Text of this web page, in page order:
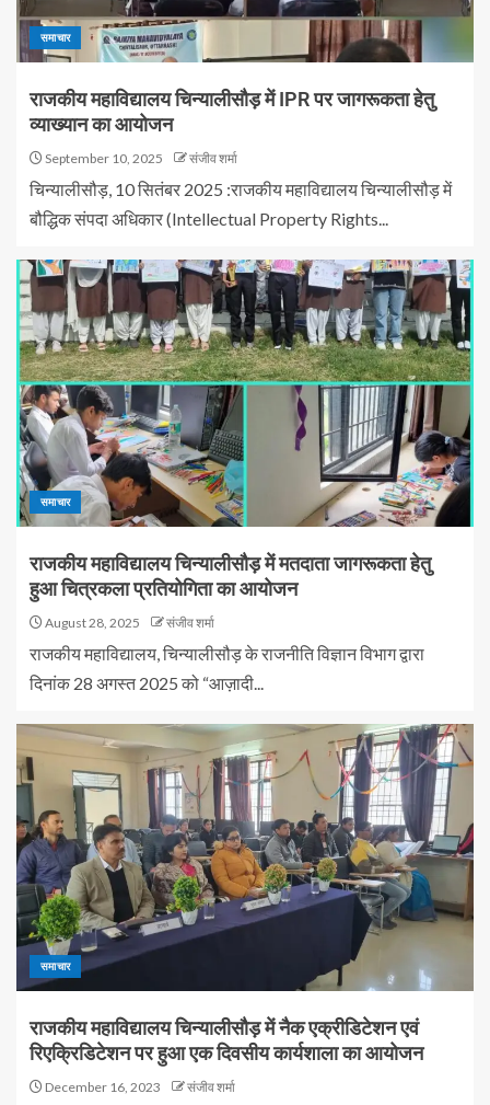
समाचार
राजकीय महाविद्यालय चिन्यालीसौड़ में IPR पर जागरूकता हेतु
व्याख्यान का आयोजन
September 10, 2025 संजीव शर्मा
चिन्यालीसौड़, 10 सितंबर 2025 :राजकीय महाविद्यालय चिन्यालीसौड़ में
बौद्धिक संपदा अधिकार (Intellectual Property Rights...
समाचार
राजकीय महाविद्यालय चिन्यालीसौड़ में मतदाता जागरूकता हेतु
हुआ चित्रकला प्रतियोगिता का आयोजन
August 28, 2025 संजीव शर्मा
राजकीय महाविद्यालय, चिन्यालीसौड़ के राजनीति विज्ञान विभाग द्वारा
दिनांक 28 अगस्त 2025 को “आज़ादी...
समाचार
राजकीय महाविद्यालय चिन्यालीसौड़ में नैक एक्रीडिटेशन एवं
रिएक्रिडिटेशन पर हुआ एक दिवसीय कार्यशाला का आयोजन
December 16, 2023 संजीव शर्मा